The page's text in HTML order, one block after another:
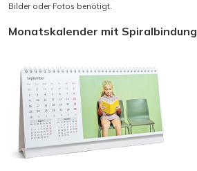
Bilder oder Fotos benötigt.
Monatskalender mit Spiralbindung